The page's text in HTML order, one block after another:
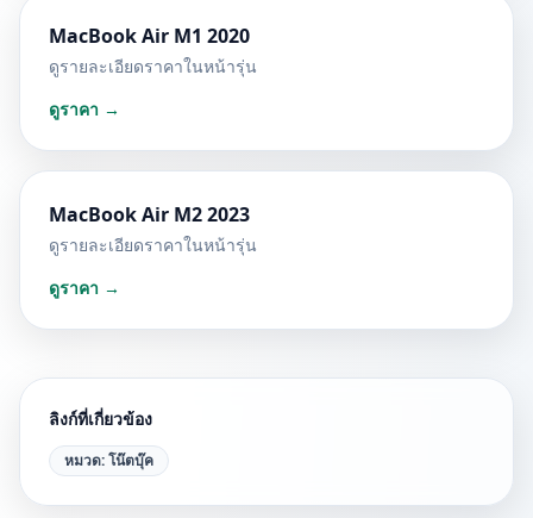
MacBook Air M1 2020
ดูรายละเอียดราคาในหน้ารุ่น
ดูราคา →
MacBook Air M2 2023
ดูรายละเอียดราคาในหน้ารุ่น
ดูราคา →
ลิงก์ที่เกี่ยวข้อง
หมวด:โน๊ตบุ๊ค